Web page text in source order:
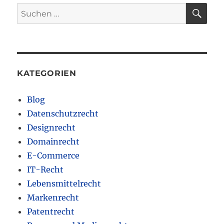
Suchen
nach:
KATEGORIEN
Blog
Datenschutzrecht
Designrecht
Domainrecht
E-Commerce
IT-Recht
Lebensmittelrecht
Markenrecht
Patentrecht